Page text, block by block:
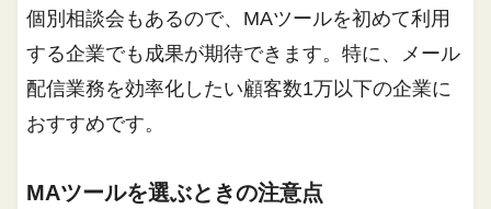
個別相談会もあるので、MAツールを初めて利用
する企業でも成果が期待できます。特に、メール
配信業務を効率化したい顧客数1万以下の企業に
おすすめです。
MAツールを選ぶときの注意点